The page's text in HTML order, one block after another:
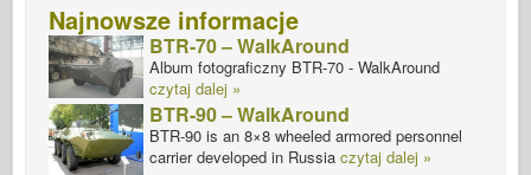
Najnowsze informacje
BTR-70 – WalkAround
Album fotograficzny BTR-70 - WalkAround
czytaj dalej »
BTR-90 – WalkAround
BTR-90 is an 8×8 wheeled armored personnel
carrier developed in Russia czytaj dalej »